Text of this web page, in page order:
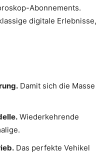
Abonnements.
digitale Erlebnisse,
Damit sich die Masse
Wiederkehrende
Das perfekte Vehikel